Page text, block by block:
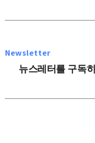
Newsletter
뉴스레터를 구독